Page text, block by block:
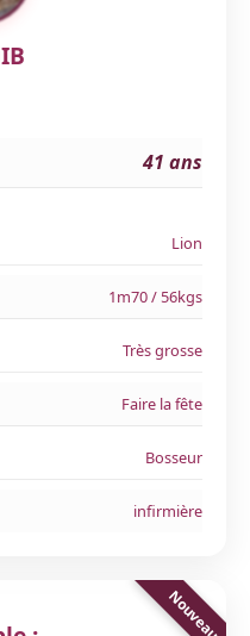
41 ans
Lion
1m70 / 56kgs
Très grosse
Faire la fête
Bosseur
infirmière